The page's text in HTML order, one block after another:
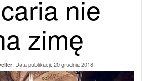
nie
zimę
, Data publikacji: 20 grudnia 2018